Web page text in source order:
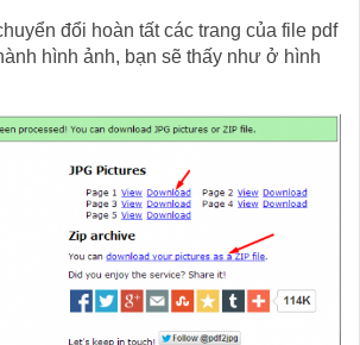
đổi hoàn tất các trang của file pdf
hình ảnh, bạn sẽ thấy như ở hình